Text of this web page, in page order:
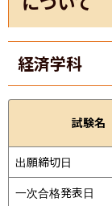
経済学科
試験名
出願締切日
一次合格発表日